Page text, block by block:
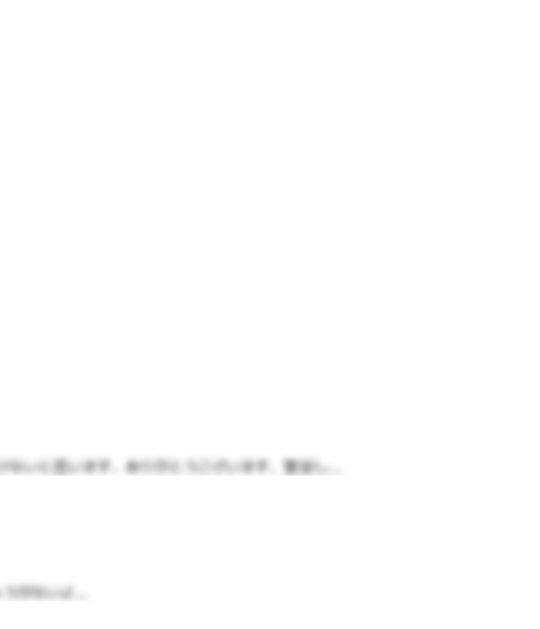
いと思います、ありがとうございます、繁栄し...
がないよ...